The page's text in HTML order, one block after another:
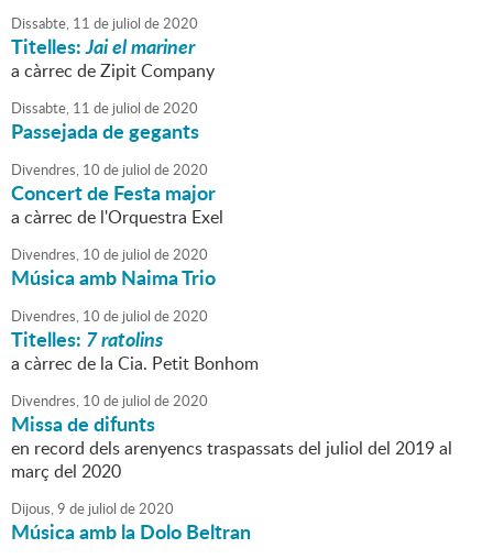
Dissabte, 11 de juliol de2020
Titelles:Jai el mariner
a càrrec de Zipit Company
Dissabte, 11 de juliol de2020
Passejada de gegants
Divendres, 10 de juliol de2020
Concert de Festa major
a càrrec de l'Orquestra Exel
Divendres, 10 de juliol de2020
Música amb Naima Trio
Divendres, 10 de juliol de2020
Titelles: 7 ratolins
a càrrec de la Cia. Petit Bonhom
Divendres, 10 de juliol de2020
Missa de difunts
en record dels arenyencs traspassats del juliol del 2019 al
març del 2020
Dijous,9 de juliol de2020
Música amb la Dolo Beltran